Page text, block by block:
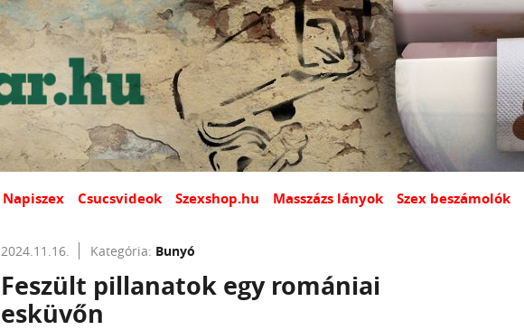
Napiszex Csucsvideok Szexshop.hu Masszázs lányok Szex beszámolók
2024.11.16. Kategória: Bunyó
Feszült pillanatok egy romániai
esküvőn